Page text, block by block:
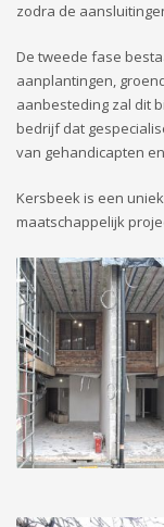
zodra de
De tweede fase
aanplantingen,
aanbesteding zal dit
bedrijf dat
van gehandicapten
Kersbeek is een
maatschappelijk